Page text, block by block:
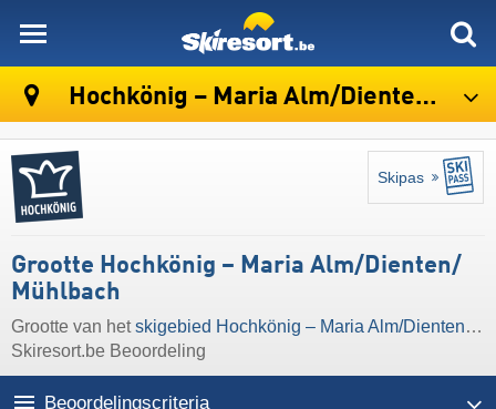
Hochkönig – Maria Alm/​Dienten/​Mühlbach
Skipas
Grootte Hochkönig – Maria Alm/​Dienten/​
Mühlbach
Grootte van hetskigebied Hochkönig – Maria Alm/​Dienten/​Mühlbach
Skiresort.be Beoordeling
Beoordelingscriteria